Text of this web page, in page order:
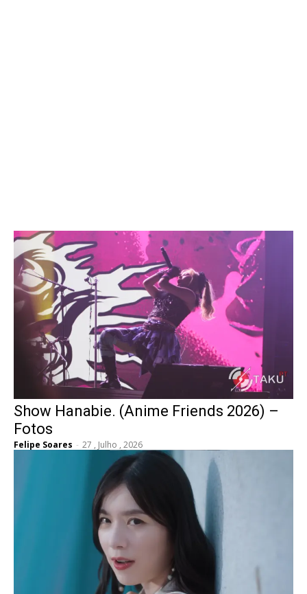
Show Hanabie. (Anime Friends 2026) –
Fotos
Felipe Soares - 27 , Julho , 2026